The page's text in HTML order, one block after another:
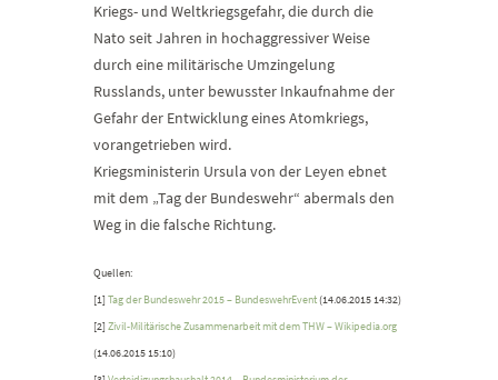
Kriegs- und Weltkriegsgefahr, die durch die
Nato seit Jahren in hochaggressiver Weise
durch eine militärische Umzingelung
Russlands, unter bewusster Inkaufnahme der
Gefahr der Entwicklung eines Atomkriegs,
vorangetrieben wird.
Kriegsministerin Ursula von der Leyen ebnet
mit dem „Tag der Bundeswehr“ abermals den
Weg in die falsche Richtung.
Quellen:
[1] Tag der Bundeswehr 2015 – BundeswehrEvent(14.06.2015 14:32)
[2] Zivil-Militärische Zusammenarbeit mit dem THW – Wikipedia.org
(14.06.2015 15:10)